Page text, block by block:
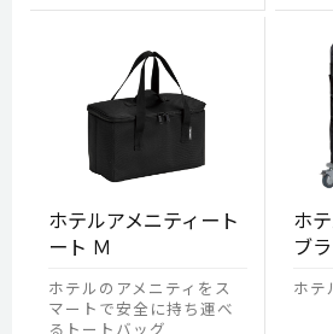
ホテルアメニティート
ート Ｍ
ホテルのアメニティをス
マートで安全に持ち運べ
るトートバッグ
ホ
ブ
ホテ